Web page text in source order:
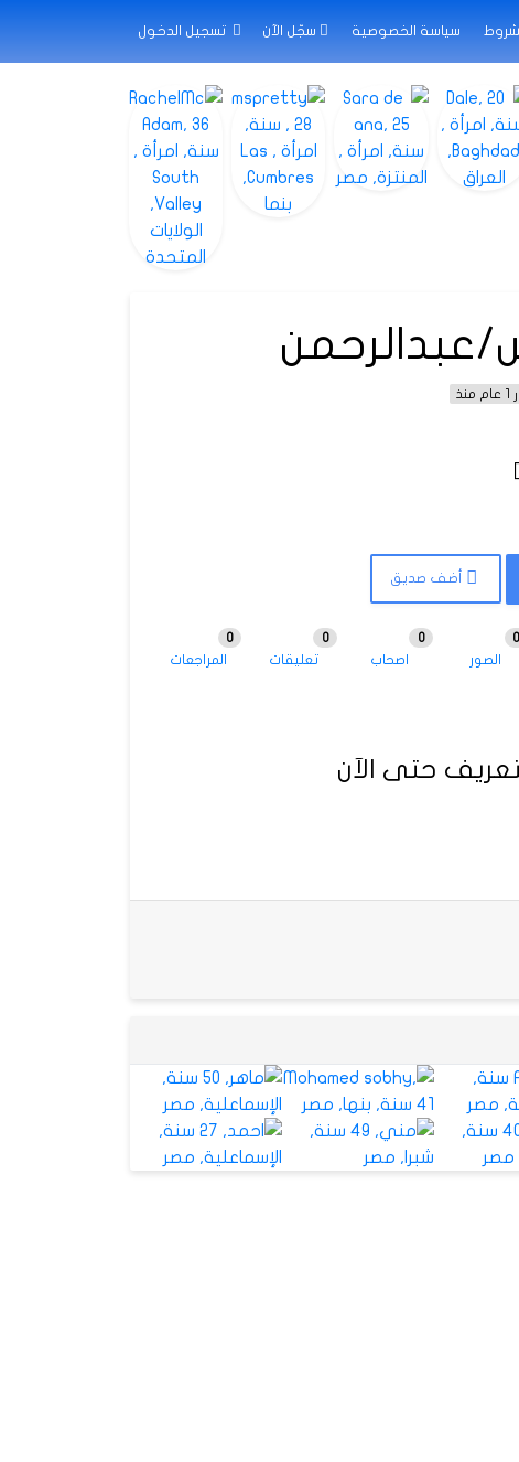
سياسة الخصوصية سجّل الآن تسجيل الدخول
عبدالرحمن
أضف صديق
الصور
0
اصحاب
0
تعليقات
0
المراجعات
0
حتى الآن